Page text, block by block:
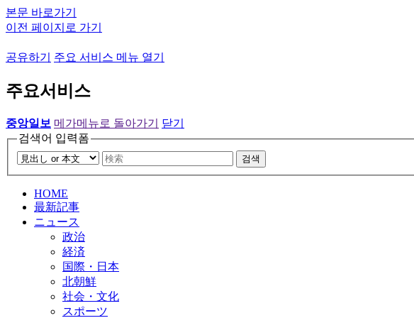
본문 바로가기
이전 페이지로 가기
공유하기 주요 서비스 메뉴 열기
주요서비스
중앙일보 메가메뉴로 돌아가기
닫기
검색어 입력폼
검색
HOME
最新記事
ニュース
政治
経済
国際・日本
北朝鮮
社会・文化
スポーツ